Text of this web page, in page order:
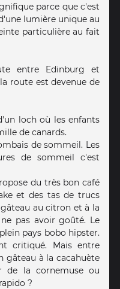
parce que c'est
lumière unique au
particulière au fait
entre Edinburg et
route est devenue de
loch où les enfants
de canards.
de sommeil. Les
de sommeil c'est
du très bon café
et des tas de trucs
au citron et à la
pas avoir goûté. Le
pays bobo hipster.
critiqué. Mais entre
gâteau à la cacahuète
de la cornemuse ou
?